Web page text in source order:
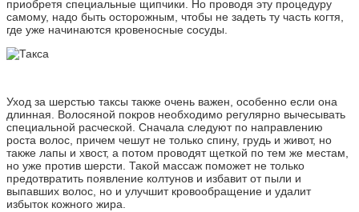
приобретя специальные щипчики. Но проводя эту процедуру
самому, надо быть осторожным, чтобы не задеть ту часть когтя,
где уже начинаются кровеносные сосуды.
Уход за шерстью таксы также очень важен, особенно если она
длинная. Волосяной покров необходимо регулярно вычесывать
специальной расческой. Сначала следуют по направлению
роста волос, причем чешут не только спину, грудь и живот, но
также лапы и хвост, а потом проводят щеткой по тем же местам,
но уже против шерсти. Такой массаж поможет не только
предотвратить появление колтунов и избавит от пыли и
выпавших волос, но и улучшит кровообращение и удалит
избыток кожного жира.